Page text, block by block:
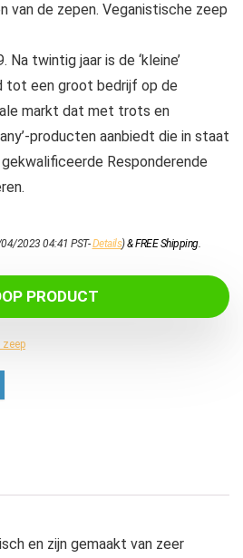
van de zepen. Veganistische zeep
twintig jaar is de ‘kleine’
tot een groot bedrijf op de
markt dat met trots en
producten aanbiedt die in staat
Responderende
2023 04:41 PST-Details)&FREE Shipping.
PRODUCT
zeep
en zijn gemaakt van zeer